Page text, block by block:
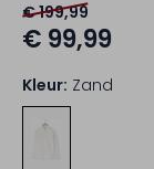
€ 199,99
€ 99,99
Kleur: Zand